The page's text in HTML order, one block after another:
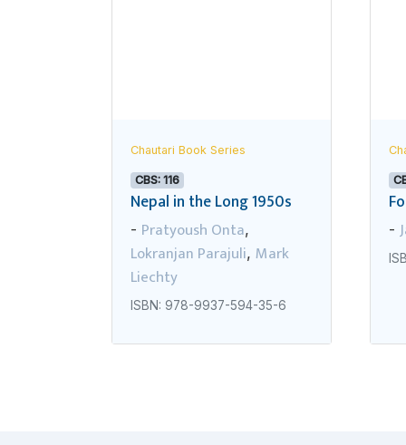
Chautari Book Series
CBS: 116
Nepal in the Long 1950s
- Pratyoush Onta,
Lokranjan Parajuli, Mark
Liechty
ISBN: 978-9937-594-35-6
-